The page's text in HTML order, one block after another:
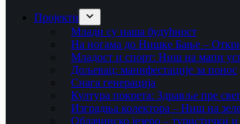
Пројекти
Млади су наша будућност
На ногама до Нишке Бање –
Младост и спорт: Ниш на мапи
Дољевац: манифестације за понос
Снага генерација
Култура покрета: Здравље пре
Изградња колектора – Ниш на
Облачинско језеро – туристички